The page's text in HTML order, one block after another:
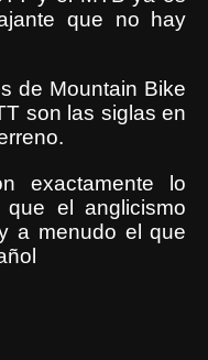
que no hay
de Mountain Bike
son las siglas en
exactamente lo
el anglicismo
a menudo el que